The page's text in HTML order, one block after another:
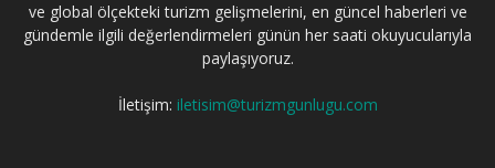
ve global ölçekteki turizm gelişmelerini, en güncel haberleri ve
gündemle ilgili değerlendirmeleri günün her saati okuyucularıyla
paylaşıyoruz.
İletişim: iletisim@turizmgunlugu.com